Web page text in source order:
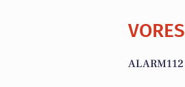
VORES
ALARM112